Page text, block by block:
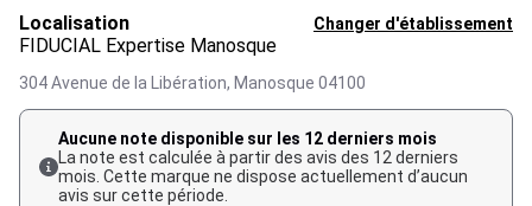
Localisation Changer d'établissement
FIDUCIAL Expertise Manosque
304 Avenue de la Libération, Manosque 04100
Aucune note disponible sur les 12 derniers mois
La note est calculée à partir des avis des 12 derniers
mois. Cette marque ne dispose actuellement d’aucun
avis sur cette période.